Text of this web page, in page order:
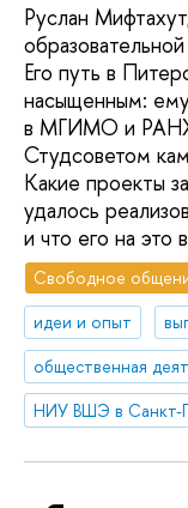
Руслан
Его путь в
насыщенным:
в МГИМО и
Студсоветом
Какие проекты
удалось
и что его на
Свободное
идеи и опыт
общественная
НИУ ВШЭ в Санкт-